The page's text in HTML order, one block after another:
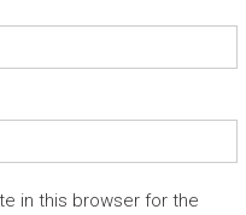
in this browser for the